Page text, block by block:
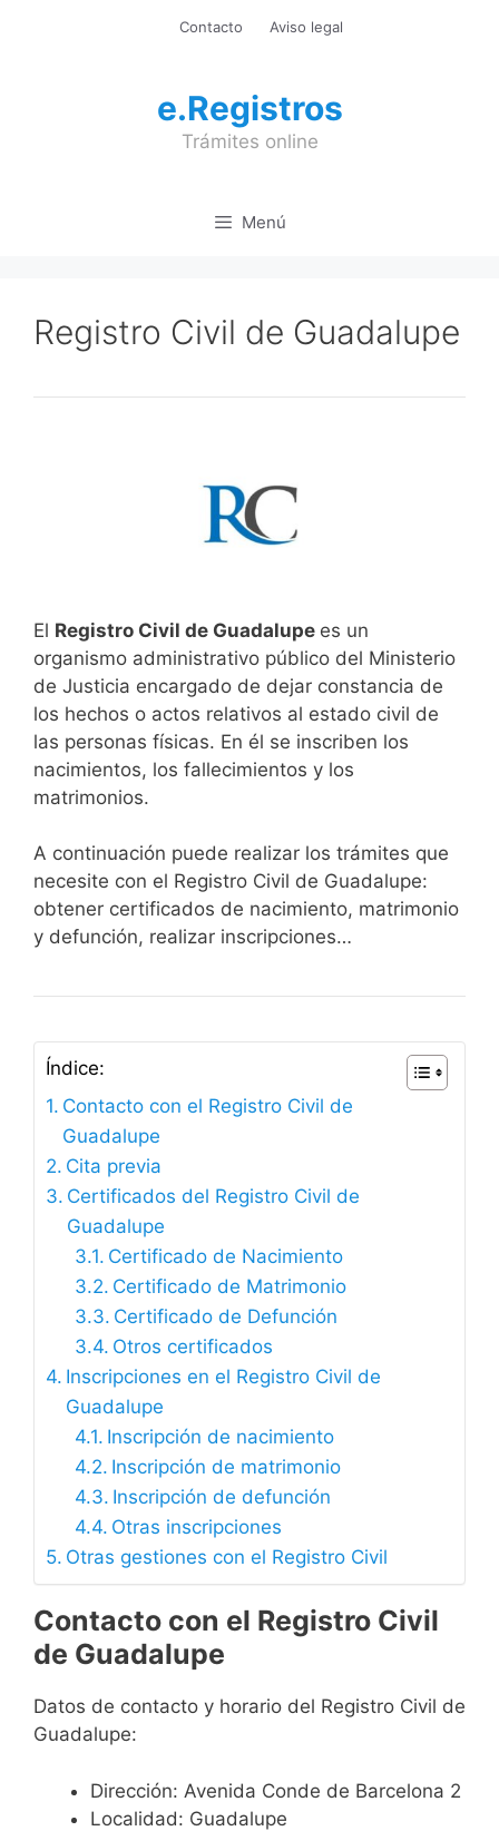
Contacto Aviso legal
e.Registros
Trámites online
Menú
Registro Civil de Guadalupe
El Registro Civil de Guadalupe es un
organismo administrativo público del Ministerio
de Justicia encargado de dejar constancia de
los hechos o actos relativos al estado civil de
las personas físicas. En él se inscriben los
nacimientos, los fallecimientos y los
matrimonios.
A continuación puede realizar los trámites que
necesite con el Registro Civil de Guadalupe:
obtener certificados de nacimiento, matrimonio
y defunción, realizar inscripciones…
Índice:
Contacto con el Registro Civil de
Guadalupe
Cita previa
Certificados del Registro Civil de
Guadalupe
Certificado de Nacimiento
Certificado de Matrimonio
Certificado de Defunción
Otros certificados
Inscripciones en el Registro Civil de
Guadalupe
Inscripción de nacimiento
Inscripción de matrimonio
Inscripción de defunción
Otras inscripciones
Otras gestiones con el Registro Civil
Contacto con el Registro Civil
de Guadalupe
Datos de contacto y horario del Registro Civil de
Guadalupe:
Dirección: Avenida Conde de Barcelona 2
Localidad: Guadalupe